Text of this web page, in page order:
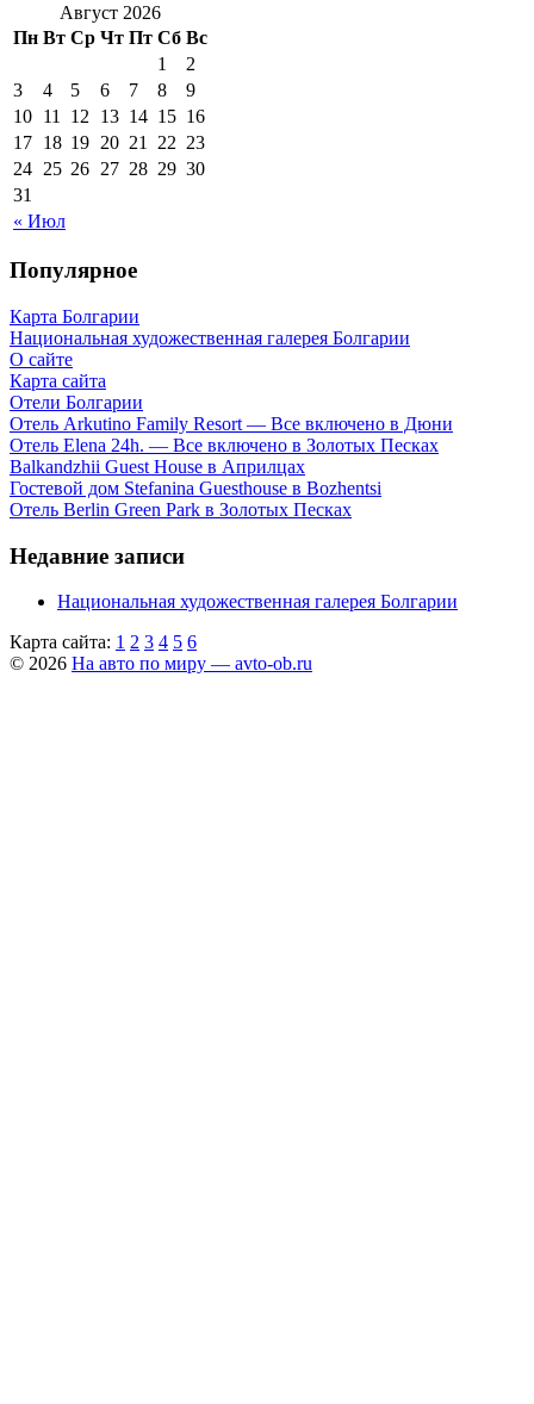
Август 2026
Пн Вт Ср Чт Пт Сб Вс
« Июл
1
2
3
4 5 6 7 8
9
10 11 12 13 14 15 16
17 18 19 20 21 22 23
24 25 26 27 28 29 30
31
Популярное
Карта Болгарии
Национальная художественная галерея Болгарии
О сайте
Карта сайта
Отели Болгарии
Отель Arkutino Family Resort — Все включено в Дюни
Отель Elena 24h. — Все включено в Золотых Песках
Balkandzhii Guest House в Априлцах
Гостевой дом Stefanina Guesthouse в Bozhentsi
Отель Berlin Green Park в Золотых Песках
Недавние записи
Национальная художественная галерея Болгарии
Карта сайта: 1 2 3 4 5 6
© 2026 На авто по миру — avto-ob.ru